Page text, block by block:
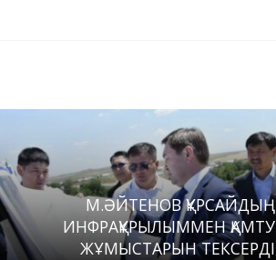
М.ӘЙТЕНОВ ҚҰРСАЙДЫҢ
ИНФРАҚҰРЫЛЫММЕН ҚАМТУ
ЖҰМЫСТАРЫН ТЕКСЕРДІ